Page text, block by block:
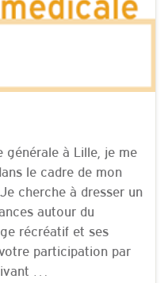
générale à Lille, je me
le cadre de mon
cherche à dresser un
autour du
récréatif et ses
participation par
…